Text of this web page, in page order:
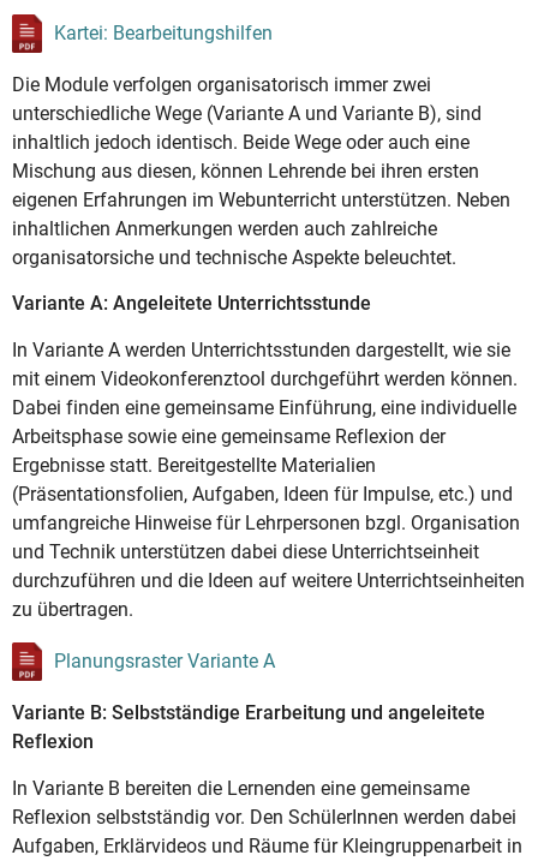
Kartei: Bearbeitungshilfen
Die Module verfolgen organisatorisch immer zwei
unterschiedliche Wege (Variante A und Variante B), sind
inhaltlich jedoch identisch. Beide Wege oder auch eine
Mischung aus diesen, können Lehrende bei ihren ersten
eigenen Erfahrungen im Webunterricht unterstützen. Neben
inhaltlichen Anmerkungen werden auch zahlreiche
organisatorsiche und technische Aspekte beleuchtet.
Variante A: Angeleitete Unterrichtsstunde
In Variante A werden Unterrichtsstunden dargestellt, wie sie
mit einem Videokonferenztool durchgeführt werden können.
Dabei finden eine gemeinsame Einführung, eine individuelle
Arbeitsphase sowie eine gemeinsame Reflexion der
Ergebnisse statt. Bereitgestellte Materialien
(Präsentationsfolien, Aufgaben, Ideen für Impulse, etc.) und
umfangreiche Hinweise für Lehrpersonen bzgl. Organisation
und Technik unterstützen dabei diese Unterrichtseinheit
durchzuführen und die Ideen auf weitere Unterrichtseinheiten
zu übertragen.
Planungsraster Variante A
Variante B: Selbstständige Erarbeitung und angeleitete
Reflexion
In Variante B bereiten die Lernenden eine gemeinsame
Reflexion selbstständig vor. Den SchülerInnen werden dabei
Aufgaben, Erklärvideos und Räume für Kleingruppenarbeit in